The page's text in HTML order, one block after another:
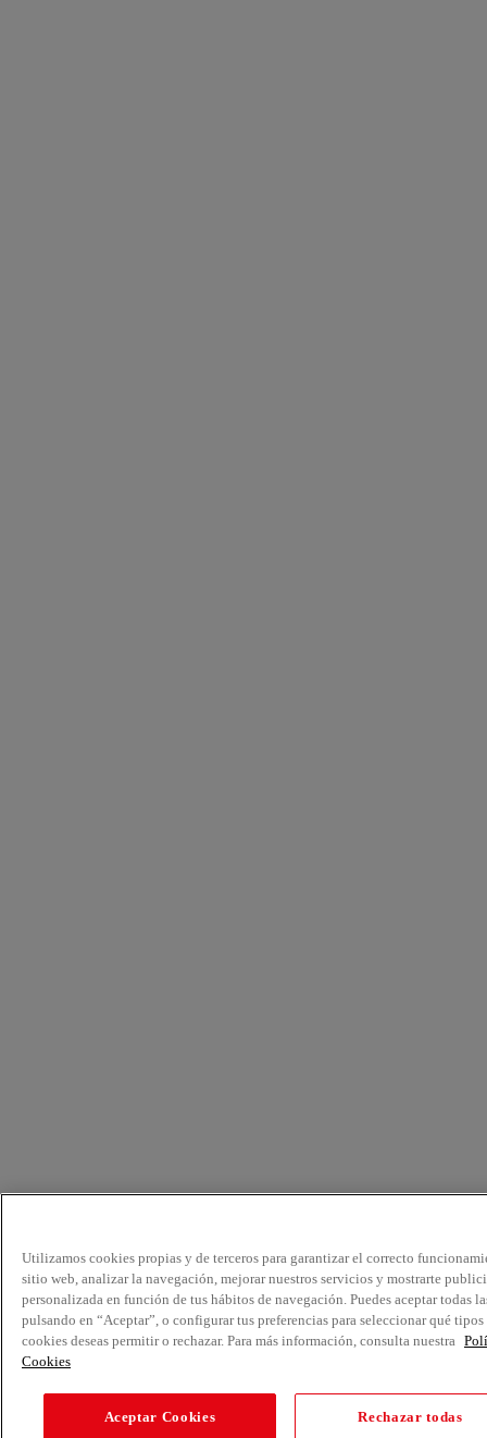
Utilizamos cookies propias y de terceros para garantizar el correcto
sitio web, analizar la navegación, mejorar nuestros servicios y mostrarte
personalizada en función de tus hábitos de navegación. Puedes aceptar todas
pulsando en “Aceptar”, o configurar tus preferencias para seleccionar qué tipos
cookies deseas permitir o rechazar. Para más información, consulta nuestra
Cookies
Aceptar Cookies Rechazar todas